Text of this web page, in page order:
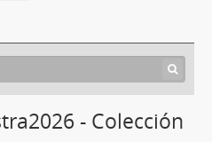
- Colección